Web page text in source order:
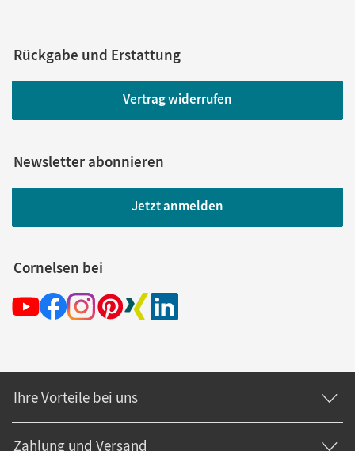
Rückgabe und Erstattung
Vertrag widerrufen
Newsletter abonnieren
Jetzt anmelden
Cornelsen bei
Ihre Vorteile bei uns
Zahlung und Versand